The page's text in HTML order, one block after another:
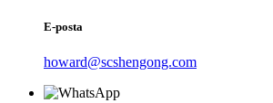
E-posta
howard@scshengong.com